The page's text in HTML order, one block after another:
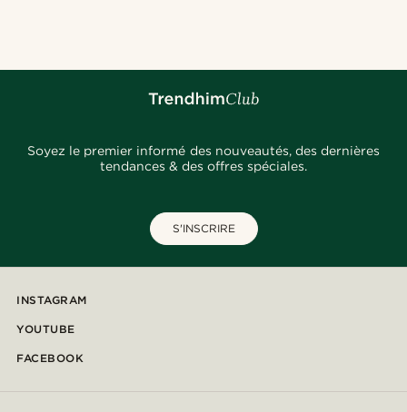
Soyez le premier informé des nouveautés, des dernières
tendances & des offres spéciales.
S'INSCRIRE
INSTAGRAM
YOUTUBE
FACEBOOK